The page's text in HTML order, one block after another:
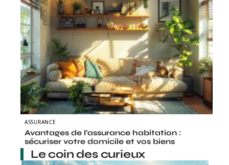
ASSURANCE
Avantages de l’assurance habitation :
sécuriser votre domicile et vos biens
Le coin des curieux